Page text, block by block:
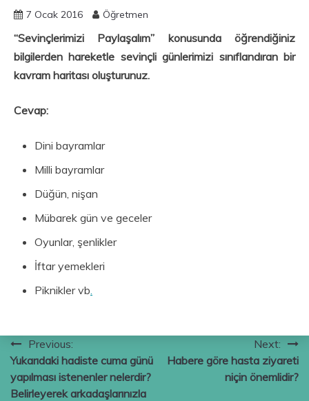
7 Ocak 2016 Öğretmen
“Sevinçlerimizi Paylaşalım” konusunda öğrendiğiniz
bilgilerden hareketle sevinçli günlerimizi sınıflandıran bir
kavram haritası oluşturunuz.
Cevap:
Dini bayramlar
Milli bayramlar
Düğün, nişan
Mübarek gün ve geceler
Oyunlar, şenlikler
İftar yemekleri
Piknikler vb.
Yazı
gezinmesi
Previous:
Yukarıdaki hadiste cuma günü
yapılması istenenler nelerdir?
Belirleyerek arkadaşlarınızla
Next:
Habere göre hasta ziyareti
niçin önemlidir?